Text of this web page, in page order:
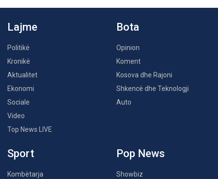
Lajme
Politikë
Kronikë
Aktualitet
Ekonomi
Sociale
Video
Top News LIVE
Bota
Opinion
Koment
Kosova dhe Rajoni
Shkencë dhe Teknologji
Auto
Sport
Kombëtarja
Pop News
Showbiz